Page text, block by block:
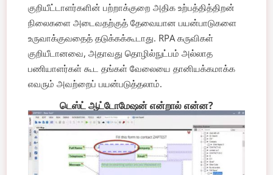
குறியீட்டாளர்களின் பற்றாக்குறை அதிக உற்பத்தித்திறன்
நிலைகளை அடைவதற்குத் தேவையான பயன்பாடுகளை
உருவாக்குவதைத் தடுக்கக்கூடாது. RPA கருவிகள்
குறியீடானவை, அதாவது தொழில்நுட்பம் அல்லாத
பணியாளர்கள் கூட தங்கள் வேலையை தானியக்கமாக்க
எவரும் அவற்றைப் பயன்படுத்தலாம்.
டெஸ்ட் ஆட்டோமேஷன் என்றால் என்ன?